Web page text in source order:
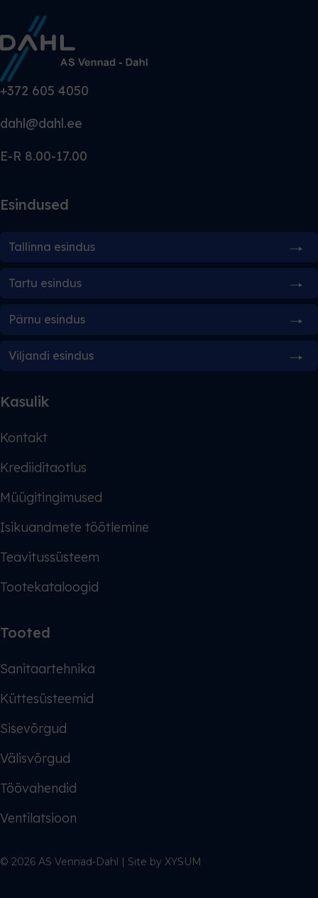
+372 605 4050
dahl@dahl.ee
E-R 8.00-17.00
Esindused
Tallinna esindus
Tartu esindus
Pärnu esindus
Viljandi esindus
Kasulik
Kontakt
Krediiditaotlus
Müügitingimused
Isikuandmete töötlemine
Teavitussüsteem
Tootekataloogid
Tooted
Sanitaartehnika
Küttesüsteemid
Sisevõrgud
Välisvõrgud
Töövahendid
Ventilatsioon
© 2026 AS Vennad-Dahl | Site by XYSUM